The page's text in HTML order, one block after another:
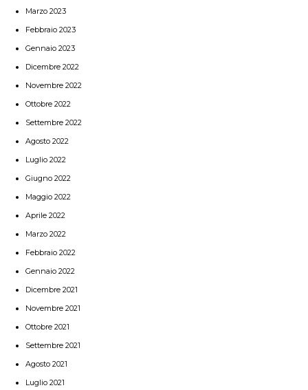
Marzo 2023
Febbraio 2023
Gennaio 2023
Dicembre 2022
Novembre 2022
Ottobre 2022
Settembre 2022
Agosto 2022
Luglio 2022
Giugno 2022
Maggio 2022
Aprile 2022
Marzo 2022
Febbraio 2022
Gennaio 2022
Dicembre 2021
Novembre 2021
Ottobre 2021
Settembre 2021
Agosto 2021
Luglio 2021